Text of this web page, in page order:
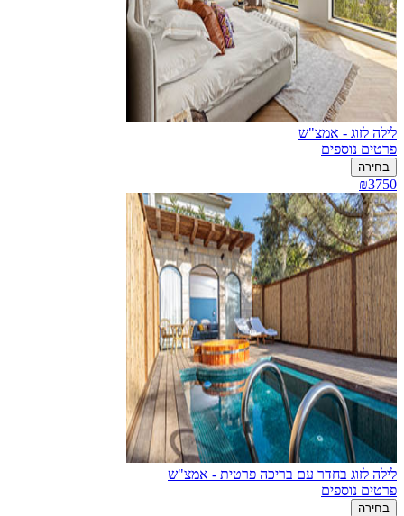
לילה לזוג - אמצ"ש
פרטים נוספים
בחירה
₪3750
לילה לזוג בחדר עם בריכה פרטית - אמצ"ש
פרטים נוספים
בחירה